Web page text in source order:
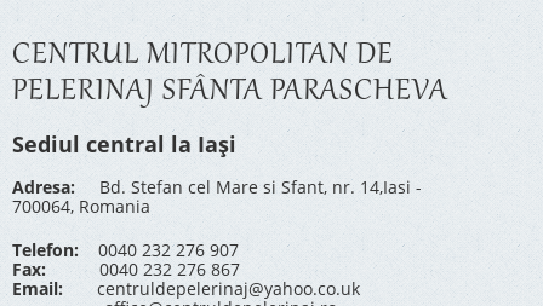
CENTRUL MITROPOLITAN DE
PELERINAJ SFÂNTA PARASCHEVA
Sediul central la Iași
Adresa: Bd. Stefan cel Mare si Sfant, nr. 14,Iasi -
700064, Romania
Telefon: 0040 232 276 907
Fax: 0040 232 276 867
Email:
centruldepelerinaj@yahoo.co.uk